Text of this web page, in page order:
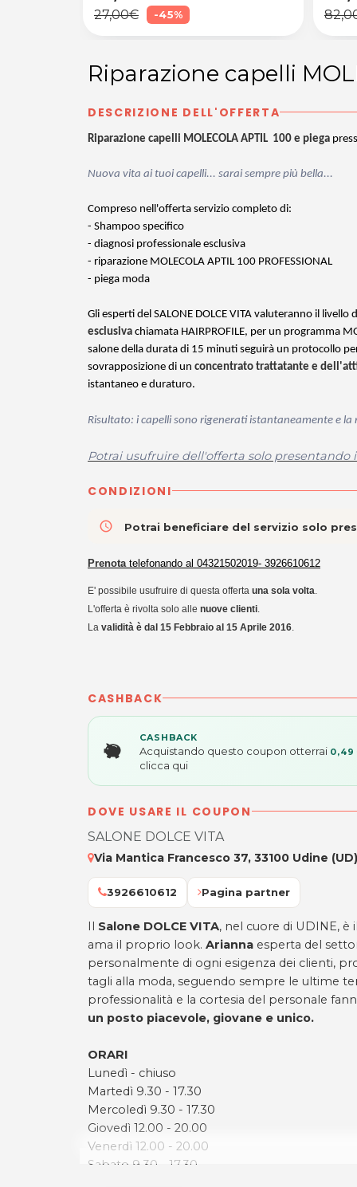
27,00€ -45%
Riparazione capelli
DESCRIZIONE DELL'OFFERTA
Riparazione capelli MOLECOLA APTIL 100 e piega
Nuova vita ai tuoi capelli... sarai sempre più bella...
Compreso nell'offerta servizio completo di:
- Shampoo specifico
- diagnosi professionale esclusiva
- riparazione MOLECOLA APTIL 100 PROFESSIONAL
- piega moda
Gli esperti del SALONE DOLCE VITA valuteranno il livello
esclusiva chiamata HAIRPROFILE, per un programma
salone della durata di 15 minuti seguirà un protocollo
sovrapposizione di un concentrato trattatante e
istantaneo e duraturo.
Risultato: i capelli sono rigenerati istantaneamente e
Potrai usufruire dell'offerta solo presentando
CONDIZIONI
access_time Potrai beneficiare del servizio solo
Prenota telefonando al 04321502019- 3926610612
E' possibile usufruire di questa offerta una sola volta
L'offerta è rivolta solo alle nuove clienti
La validità è dal 15 Febbraio al 15 Aprile 2016
CASHBACK
CASHBACK
Acquistando questo coupon otterrai 0,49
clicca qui
DOVE USARE IL COUPON
SALONE DOLCE VITA
Via Mantica Francesco 37, 33100 Udine (UD)
3926610612 Pagina partner
Il Salone DOLCE VITA, nel cuore di UDINE,
ama il proprio look. Arianna esperta del
personalmente di ogni esigenza dei clienti,
tagli alla moda, seguendo sempre le ultime
professionalità e la cortesia del personale
un posto piacevole, giovane e unico.
ORARI
Lunedì - chiuso
Martedì 9.30 - 17.30
Mercoledì 9.30 - 17.30
Giovedì 12.00 - 20.00
Venerdì 12.00 - 20.00
Sabato 9.30 - 17.30